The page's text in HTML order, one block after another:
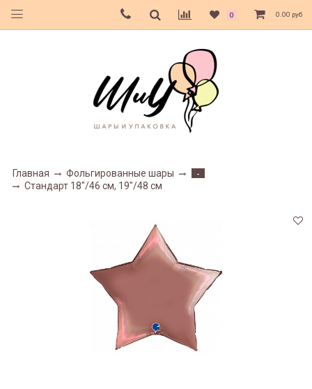
0 0.00 руб
Главная Фольгированные шары
-
Стандарт 18"/46 см, 19"/48 см